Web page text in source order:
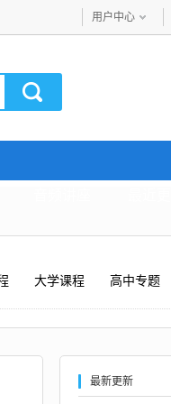
用户中心
大学课程 高中专题
最新更新